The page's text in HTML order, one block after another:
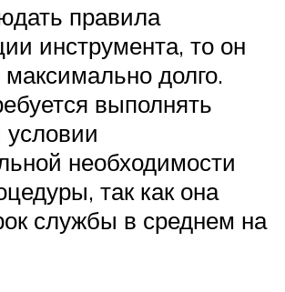
правила
инструмента, то он
долго.
выполнять
условии
необходимости
так как она
службы в среднем на